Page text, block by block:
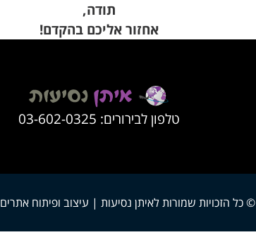
תודה,
אחזור אליכם בהקדם!
טלפון לבירורים: 03-602-0325
© כל הזכויות שמורות לאיתן נסיעות | עיצוב ופיתוח אתרים